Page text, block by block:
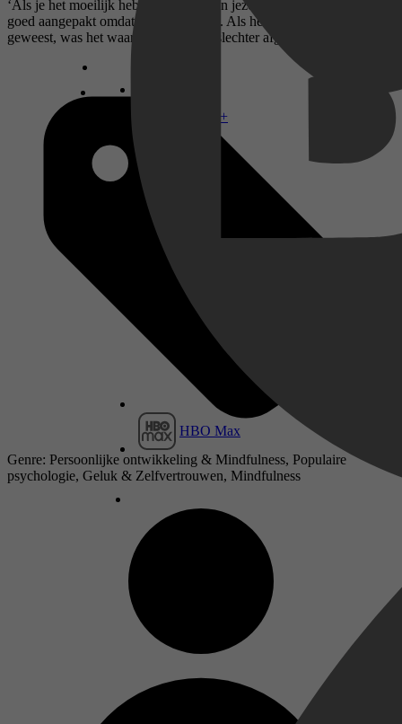
Disney+
HBO Max
‘Als je het moeilijk hebt, zeg dan tegen jezelf: “Ik heb deze situatie
goed aangepakt omdat ik capabel ben. Als het iemand anders was
geweest, was het waarschijnlijk veel slechter afgelopen.” ’
Genre: Persoonlijke ontwikkeling & Mindfulness, Populaire
psychologie, Geluk & Zelfvertrouwen, Mindfulness